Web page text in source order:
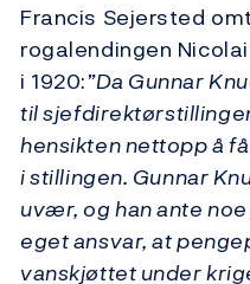
Francis Sejersted
rogalendingen
i 1920:”Da Gunnar
til
hensikten nettopp å
i stillingen. Gunnar
uvær, og han ante
eget ansvar, at
vanskjøttet under